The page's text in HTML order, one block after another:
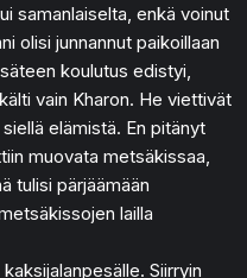
samanlaiselta, enkä voinut
olisi junnannut paikoillaan
koulutus edistyi,
vain Kharon. He viettivät
elämistä. En pitänyt
muovata metsäkissaa,
tulisi pärjäämään
lailla
Siirryin